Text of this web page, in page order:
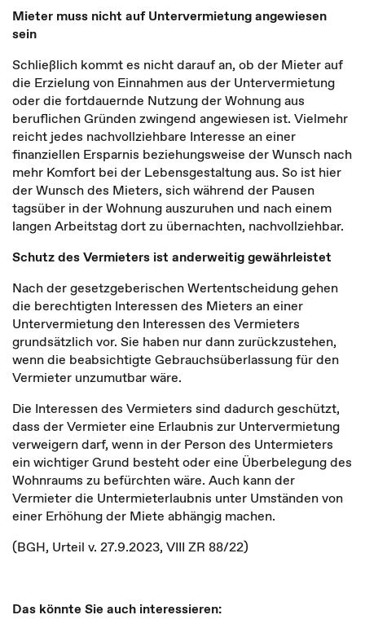
Mieter muss nicht auf Untervermietung angewiesen
sein
Schließlich kommt es nicht darauf an, ob der Mieter auf
die Erzielung von Einnahmen aus der Untervermietung
oder die fortdauernde Nutzung der Wohnung aus
beruflichen Gründen zwingend angewiesen ist. Vielmehr
reicht jedes nachvollziehbare Interesse an einer
finanziellen Ersparnis beziehungsweise der Wunsch nach
mehr Komfort bei der Lebensgestaltung aus. So ist hier
der Wunsch des Mieters, sich während der Pausen
tagsüber in der Wohnung auszuruhen und nach einem
langen Arbeitstag dort zu übernachten, nachvollziehbar.
Schutz des Vermieters ist anderweitig gewährleistet
Nach der gesetzgeberischen Wertentscheidung gehen
die berechtigten Interessen des Mieters an einer
Untervermietung den Interessen des Vermieters
grundsätzlich vor. Sie haben nur dann zurückzustehen,
wenn die beabsichtigte Gebrauchsüberlassung für den
Vermieter unzumutbar wäre.
Die Interessen des Vermieters sind dadurch geschützt,
dass der Vermieter eine Erlaubnis zur Untervermietung
verweigern darf, wenn in der Person des Untermieters
ein wichtiger Grund besteht oder eine Überbelegung des
Wohnraums zu befürchten wäre. Auch kann der
Vermieter die Untermieterlaubnis unter Umständen von
einer Erhöhung der Miete abhängig machen.
(BGH, Urteil v. 27.9.2023, VIII ZR 88/22)
Das könnte Sie auch interessieren: